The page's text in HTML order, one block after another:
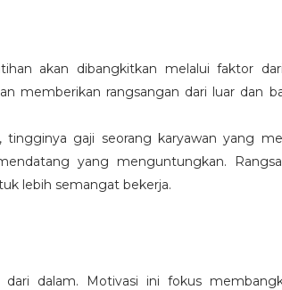
akan dibangkitkan melalui faktor
memberikan rangsangan dari luar dan
tingginya gaji seorang karyawan yang
yang menguntungkan.
lebih semangat bekerja.
dalam. Motivasi ini fokus